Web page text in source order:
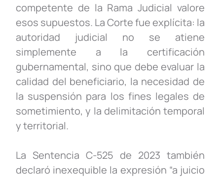
competente de la Rama Judicial valore
esos supuestos. La Corte fue explícita: la
autoridad judicial no se atiene
simplemente a la certificación
gubernamental, sino que debe evaluar la
calidad del beneficiario, la necesidad de
la suspensión para los fines legales de
sometimiento, y la delimitación temporal
y territorial.
La Sentencia C-525 de 2023 también
declaró inexequible la expresión “a juicio